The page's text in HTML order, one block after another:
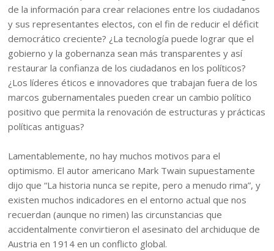
de la información para crear relaciones entre los ciudadanos
y sus representantes electos, con el fin de reducir el déficit
democrático creciente? ¿La tecnología puede lograr que el
gobierno y la gobernanza sean más transparentes y así
restaurar la confianza de los ciudadanos en los políticos?
¿Los líderes éticos e innovadores que trabajan fuera de los
marcos gubernamentales pueden crear un cambio político
positivo que permita la renovación de estructuras y prácticas
políticas antiguas?
Lamentablemente, no hay muchos motivos para el
optimismo. El autor americano Mark Twain supuestamente
dijo que “La historia nunca se repite, pero a menudo rima”, y
existen muchos indicadores en el entorno actual que nos
recuerdan (aunque no rimen) las circunstancias que
accidentalmente convirtieron el asesinato del archiduque de
Austria en 1914 en un conflicto global.